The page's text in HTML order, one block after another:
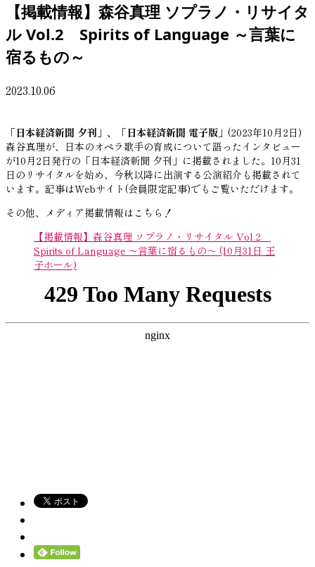
【掲載情報】森谷真理 ソプラノ・リサイタ
ル Vol.2 Spirits of Language ～言葉に
宿るもの～
2023.10.06
「日本経済新聞 夕刊」、「日本経済新聞 電子版」 (2023年10月2日)
森谷真理が、日本のオペラ歌手の育成について語ったインタビュー
が10月2日発行の「日本経済新聞 夕刊」に掲載されました。10月31
日のリサイタルを始め、今秋以降に出演する公演紹介も掲載されて
います。記事はWebサイト(会員限定記事)でもご覧いただけます。
その他、メディア掲載情報はこちら！
【掲載情報】森谷真理 ソプラノ・リサイタル Vol.2
Spirits of Language ～言葉に宿るもの～ (10月31日 王
子ホール)